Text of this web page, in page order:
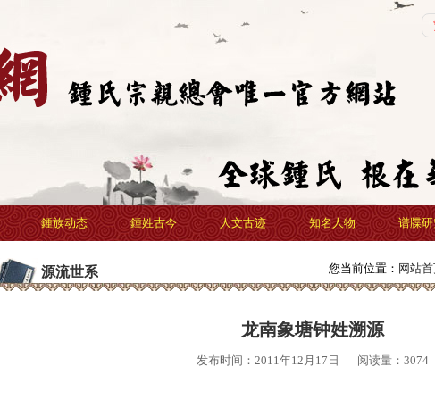
鍾族动态 鍾姓古今 人文古迹 知名人物 谱牒研
源流世系 您当前位置： 网站
龙南象塘钟姓溯源
发布时间：2011年12月17日 阅读量：3074